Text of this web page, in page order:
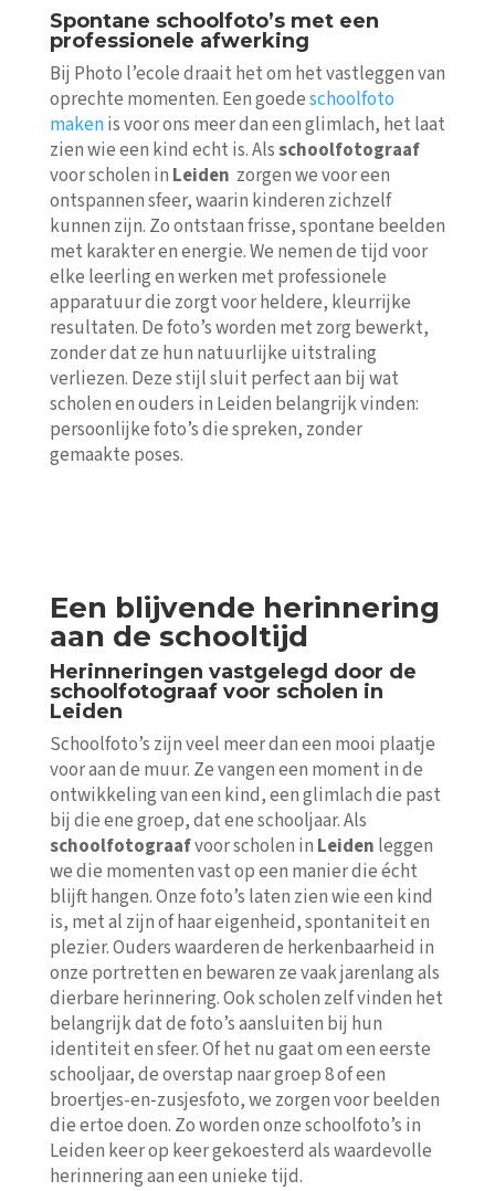
Spontane schoolfoto’s met een
professionele afwerking
Bij Photo l’ecole draait het om het vastleggen van
oprechte momenten. Een goedeschoolfoto
makenis voor ons meer dan een glimlach, het laat
zien wie een kind echt is. Alsschoolfotograaf
voor scholen in Leiden zorgen we voor een
ontspannen sfeer, waarin kinderen zichzelf
kunnen zijn. Zo ontstaan frisse, spontane beelden
met karakter en energie. We nemen de tijd voor
elke leerling en werken met professionele
apparatuur die zorgt voor heldere, kleurrijke
resultaten. De foto’s worden met zorg bewerkt,
zonder dat ze hun natuurlijke uitstraling
verliezen. Deze stijl sluit perfect aan bij wat
scholen en ouders in Leiden belangrijk vinden:
persoonlijke foto’s die spreken, zonder
gemaakte poses.
Een blijvende herinnering
aan de schooltijd
Herinneringen vastgelegd door de
schoolfotograaf voor scholen in
Leiden
Schoolfoto’s zijn veel meer dan een mooi plaatje
voor aan de muur. Ze vangen een moment in de
ontwikkeling van een kind, een glimlach die past
bij die ene groep, dat ene schooljaar. Als
schoolfotograafvoor scholen in Leiden leggen
we die momenten vast op een manier die écht
blijft hangen. Onze foto’s laten zien wie een kind
is, met al zijn of haar eigenheid, spontaniteit en
plezier. Ouders waarderen de herkenbaarheid in
onze portretten en bewaren ze vaak jarenlang als
dierbare herinnering. Ook scholen zelf vinden het
belangrijk dat de foto’s aansluiten bij hun
identiteit en sfeer. Of het nu gaat om een eerste
schooljaar, de overstap naar groep 8 of een
broertjes-en-zusjesfoto, we zorgen voor beelden
die ertoe doen. Zo worden onze schoolfoto’s in
Leiden keer op keer gekoesterd als waardevolle
herinnering aan een unieke tijd.